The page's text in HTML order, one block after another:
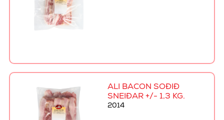
ALI BACON SOÐIÐ
SNEIÐAR +/- 1,3 KG.
2014